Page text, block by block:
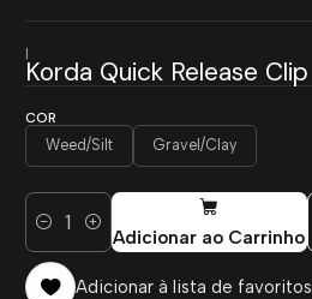
|
Korda Quick Release Clip
COR
Weed/Silt Gravel/Clay
Quantidade Adicionar ao Carrinho
Adicionar à lista de favoritos